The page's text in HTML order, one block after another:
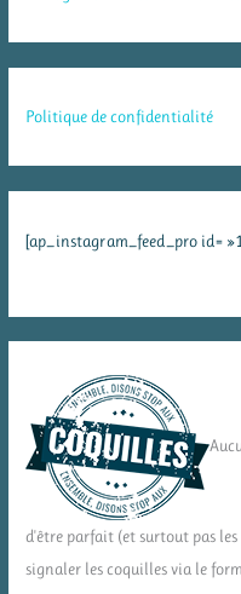
Politique de confidentialité
[ap_instagram_feed_pro id=
d'être parfait (et surtout pas
signaler les coquilles via le